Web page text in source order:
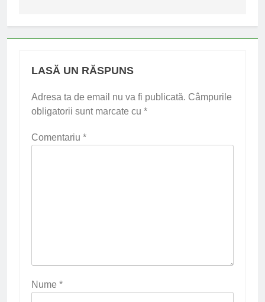
LASĂ UN RĂSPUNS
Adresa ta de email nu va fi publicată. Câmpurile
obligatorii sunt marcate cu *
Comentariu *
Nume *